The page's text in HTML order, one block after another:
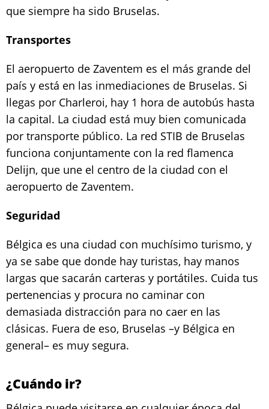
que siempre ha sido Bruselas.
Transportes
El aeropuerto de Zaventem es el más grande del
país y está en las inmediaciones de Bruselas. Si
llegas por Charleroi, hay 1 hora de autobús hasta
la capital. La ciudad está muy bien comunicada
por transporte público. La red STIB de Bruselas
funciona conjuntamente con la red flamenca
Delijn, que une el centro de la ciudad con el
aeropuerto de Zaventem.
Seguridad
Bélgica es una ciudad con muchísimo turismo, y
ya se sabe que donde hay turistas, hay manos
largas que sacarán carteras y portátiles. Cuida tus
pertenencias y procura no caminar con
demasiada distracción para no caer en las
clásicas. Fuera de eso, Bruselas –y Bélgica en
general– es muy segura.
¿Cuándo ir?